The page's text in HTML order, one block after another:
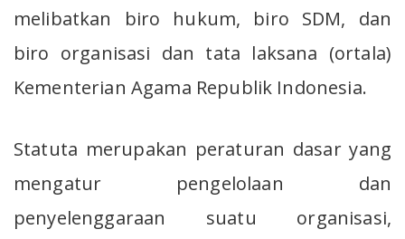
melibatkan biro hukum, biro SDM, dan
biro organisasi dan tata laksana (ortala)
Kementerian Agama Republik Indonesia.
Statuta merupakan peraturan dasar yang
mengatur pengelolaan dan
penyelenggaraan suatu organisasi,